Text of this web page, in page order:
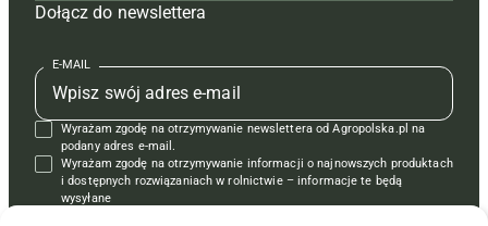
Mapa serwisu
Kontakt
Regulamin
Polityka prywatności
Prenumerata
Redakcja
Kontakt
Reklama
Prenumerata
Reklama
Kontakt
Krzyżówki
Czasopisma i prenumerata
Książki
Regulamin
Dołącz do newslettera
E-MAIL
Wyrażam zgodę na otrzymywanie newslettera od Agropolska.pl na
podany adres e-mail.
Wyrażam zgodę na otrzymywanie informacji o najnowszych produktach
i dostępnych rozwiązaniach w rolnictwie – informacje te będą
wysyłane